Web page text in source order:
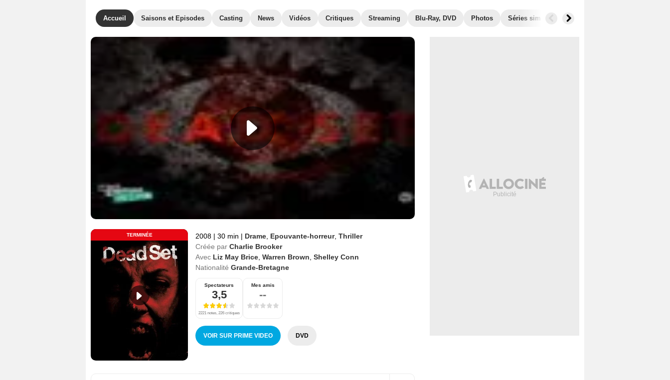
Accueil Saisons et Episodes Casting News Vidéos Critiques Streaming Blu-Ray, DVD Photos Séries similaires
TERMINÉE 2008 | 30 min | Drame Epouvante-horreur, Thriller
Créée par Charlie Brooker
Avec Liz May Brice Warren Brown Shelley Conn
Nationalité Grande-Bretagne
Spectateurs
3,5
2221 notes, 226 critiques
Mes amis
--
VOIR SUR PRIME VIDEO DVD